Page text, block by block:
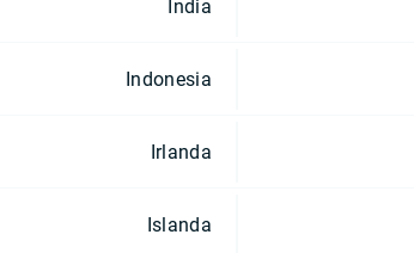
India
Indonesia
Irlanda
Islanda